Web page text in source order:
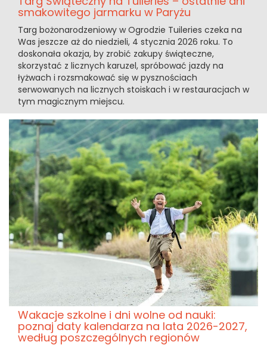
smakowitego jarmarku w Paryżu
Targ bożonarodzeniowy w Ogrodzie Tuileries czeka na
Was jeszcze aż do niedzieli, 4 stycznia 2026 roku. To
doskonała okazja, by zrobić zakupy świąteczne,
skorzystać z licznych karuzel, spróbować jazdy na
łyżwach i rozsmakować się w pysznościach
serwowanych na licznych stoiskach i w restauracjach w
tym magicznym miejscu.
Wakacje szkolne i dni wolne od nauki:
poznaj daty kalendarza na lata 2026-2027,
według poszczególnych regionów